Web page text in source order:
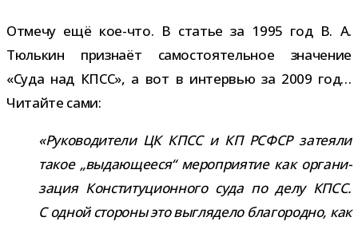
Отмечу ещё кое-​что. В ста­тье за 1995 год В. А.
Тюлькин при­знаёт само­сто­я­тель­ное зна­че­ние
«Суда над КПСС», а вот в интер­вью за 2009 год…
Читайте сами:
«Руководители ЦК КПСС и КП РСФСР зате­яли
такое „выда­ю­ще­еся“ меро­при­я­тие как орга­ни­
за­ция Конституционного суда по делу КПСС.
С одной сто­роны это выгля­дело бла­го­родно, как